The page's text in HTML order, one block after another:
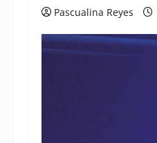
Pascualina Reyes